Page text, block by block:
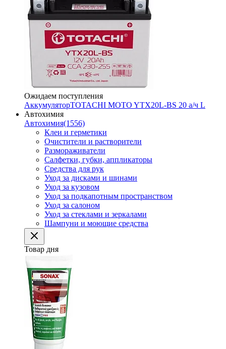
Ожидаем поступления
АккумуляторTOTACHI MOTO YTX20L-BS 20 а/ч L
Автохимия
Автохимия(1556)
Клеи и герметики
Очистители и растворители
Размораживатели
Салфетки, губки, аппликаторы
Средства для рук
Уход за дисками и шинами
Уход за кузовом
Уход за подкапотным пространством
Уход за салоном
Уход за стеклами и зеркалами
Шампуни и моющие средства
Товар дня